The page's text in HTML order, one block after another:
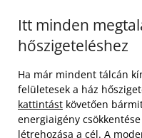
Itt minden
hőszigeteléshez
Ha már mindent tálcán
felületesek a ház
kattintást követően
energiaigény
létrehozása a cél. A